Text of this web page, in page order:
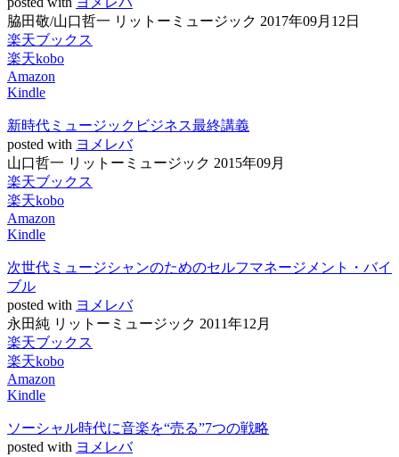
脇田敬/山口哲一 リットーミュージック 2017年09月12日
楽天ブックス
楽天kobo
Amazon
Kindle
新時代ミュージックビジネス最終講義
posted with ヨメレバ
山口哲一 リットーミュージック 2015年09月
楽天ブックス
楽天kobo
Amazon
Kindle
次世代ミュージシャンのためのセルフマネージメント・バイ
ブル
posted with ヨメレバ
永田純 リットーミュージック 2011年12月
楽天ブックス
楽天kobo
Amazon
Kindle
ソーシャル時代に音楽を“売る”7つの戦略
posted with ヨメレバ